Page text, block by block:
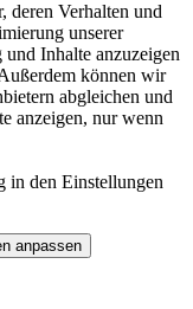
deren Verhalten und
unserer
Inhalte anzuzeigen
können wir
abgleichen und
anzeigen, nur wenn
in den Einstellungen
anpassen